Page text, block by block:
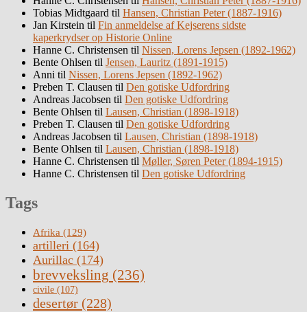
Tobias Midtgaard til Hansen, Christian Peter (1887-1916)
Jan Kirstein til Fin anmeldelse af Kejserens sidste
kaperkrydser op Historie Online
Hanne C. Christensen til Nissen, Lorens Jepsen (1892-1962)
Bente Ohlsen til Jensen, Lauritz (1891-1915)
Anni til Nissen, Lorens Jepsen (1892-1962)
Preben T. Clausen til Den gotiske Udfordring
Andreas Jacobsen til Den gotiske Udfordring
Bente Ohlsen til Lausen, Christian (1898-1918)
Preben T. Clausen til Den gotiske Udfordring
Andreas Jacobsen til Lausen, Christian (1898-1918)
Bente Ohlsen til Lausen, Christian (1898-1918)
Hanne C. Christensen til Møller, Søren Peter (1894-1915)
Hanne C. Christensen til Den gotiske Udfordring
Tags
Afrika (129)
artilleri (164)
Aurillac (174)
brevveksling (236)
civile (107)
desertør (228)